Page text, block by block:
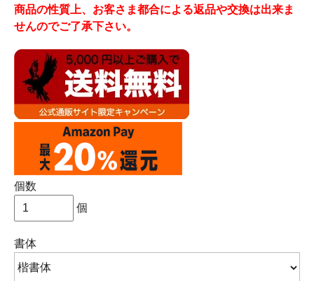
商品の性質上、お客さま都合による返品や交換は出来ま
せんのでご了承下さい。
個数
個
書体